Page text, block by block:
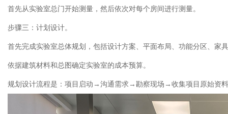
首先从实验室总门开始测量，然后依次对每个房间进行测量。
步骤三：计划设计。
首先完成实验室总体规划，包括设计方案、平面布局、功能分区、家
依据建筑材料和总图确定实验室的成本预算。
规划设计流程是：项目启动→沟通需求→勘察现场→收集项目原始